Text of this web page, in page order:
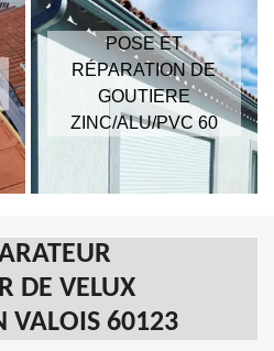
POSE ET
RÉPARATION DE
GOUTIERE
ZINC/ALU/PVC 60
DE VELUX
VALOIS 60123